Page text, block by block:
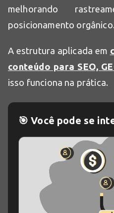
melhorando
posicionamento orgânico.
A estrutura aplicada em
conteúdo para SEO,
isso funciona na prática.
🎯 Você pode se